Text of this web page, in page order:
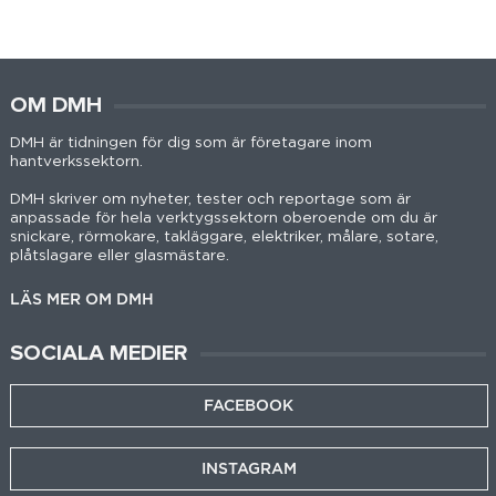
OM DMH
DMH är tidningen för dig som är företagare inom
hantverkssektorn.
DMH skriver om nyheter, tester och reportage som är
anpassade för hela verktygssektorn oberoende om du är
snickare, rörmokare, takläggare, elektriker, målare, sotare,
plåtslagare eller glasmästare.
LÄS MER OM DMH
SOCIALA MEDIER
FACEBOOK
INSTAGRAM